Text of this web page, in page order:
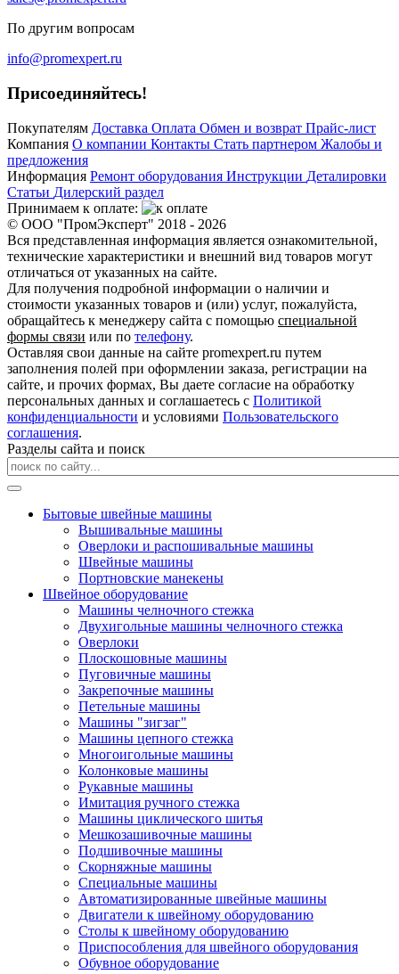
По другим вопросам
info@promexpert.ru
Присоединяйтесь!
Покупателям Доставка Оплата Обмен и возврат Прайс-лист
Компания О компании Контакты Стать партнером Жалобы и
предложения
Информация Ремонт оборудования Инструкции Деталировки
Статьи Дилерский раздел
Принимаем к оплате:
© ООО "ПромЭксперт" 2018 - 2026
Вся представленная информация является ознакомительной,
технические характеристики и внешний вид товаров могут
отличаться от указанных на сайте.
Для получения подробной информации о наличии и
стоимости указанных товаров и (или) услуг, пожалуйста,
обращайтесь к менеджеру сайта с помощью специальной
формы связи или по телефону.
Оставляя свои данные на сайте promexpert.ru путем
заполнения полей при оформлении заказа, регистрации на
сайте, и прочих формах, Вы даете согласие на обработку
персональных данных и соглашаетесь с Политикой
конфиденциальности и условиями Пользовательского
соглашения.
Разделы сайта и поиск
Бытовые швейные машины
Вышивальные машины
Оверлоки и распошивальные машины
Швейные машины
Портновские манекены
Швейное оборудование
Машины челночного стежка
Двухигольные машины челночного стежка
Оверлоки
Плоскошовные машины
Пуговичные машины
Закрепочные машины
Петельные машины
Машины "зигзаг"
Машины цепного стежка
Многоигольные машины
Колонковые машины
Рукавные машины
Имитация ручного стежка
Машины циклического шитья
Мешкозашивочные машины
Подшивочные машины
Скорняжные машины
Специальные машины
Автоматизированные швейные машины
Двигатели к швейному оборудованию
Столы к швейному оборудованию
Приспособления для швейного оборудования
Обувное оборудование